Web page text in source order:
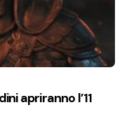
apriranno l’11